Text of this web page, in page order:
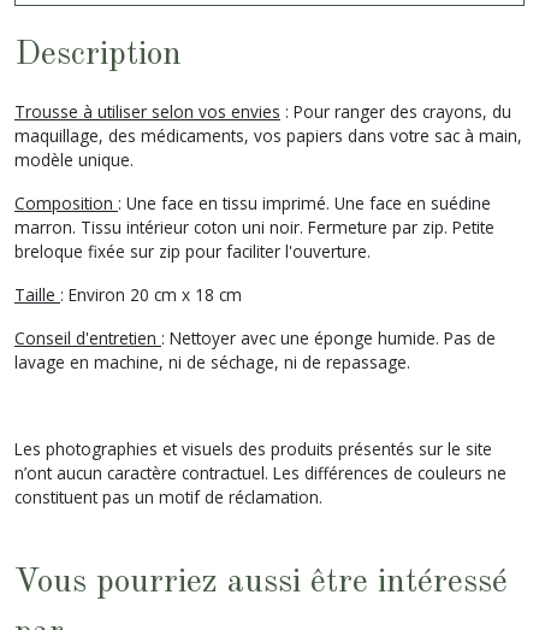
Description
Trousse à utiliser selon vos envies : Pour ranger des crayons, du
maquillage, des médicaments, vos papiers dans votre sac à main,
modèle unique.
Composition : Une face en tissu imprimé. Une face en suédine
marron. Tissu intérieur coton uni noir. Fermeture par zip. Petite
breloque fixée sur zip pour faciliter l'ouverture.
Taille : Environ 20 cm x 18 cm
Conseil d'entretien : Nettoyer avec une éponge humide. Pas de
lavage en machine, ni de séchage, ni de repassage.
Les photographies et visuels des produits présentés sur le site
n’ont aucun caractère contractuel. Les différences de couleurs ne
constituent pas un motif de réclamation.
Vous pourriez aussi être intéressé